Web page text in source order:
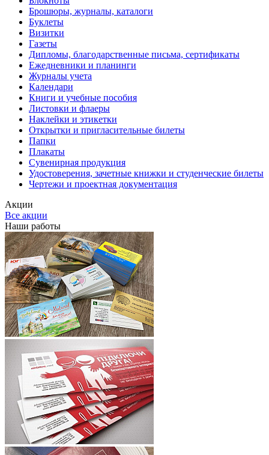
Брошюры, журналы, каталоги
Буклеты
Визитки
Газеты
Дипломы, благодарственные письма, сертификаты
Ежедневники и планинги
Журналы учета
Календари
Книги и учебные пособия
Листовки и флаеры
Наклейки и этикетки
Открытки и пригласительные билеты
Папки
Плакаты
Сувенирная продукция
Удостоверения, зачетные книжки и студенческие билеты
Чертежи и проектная документация
Акции
Все акции
Наши работы